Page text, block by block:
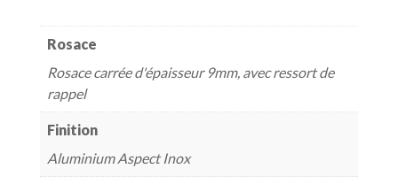
Rosace
Rosace carrée d'épaisseur 9mm, avec ressort de
rappel
Finition
Aluminium Aspect Inox